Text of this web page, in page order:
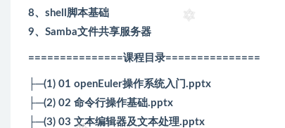
8、shell脚本基础
9、Samba文件共享服务器
===============课程目录===============
├─(1) 01 openEuler操作系统入门.pptx
├─(2) 02 命令行操作基础.pptx
├─(3) 03 文本编辑器及文本处理.pptx